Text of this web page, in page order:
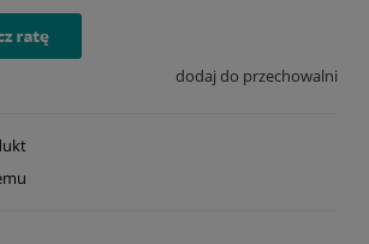
dodaj do przechowalni